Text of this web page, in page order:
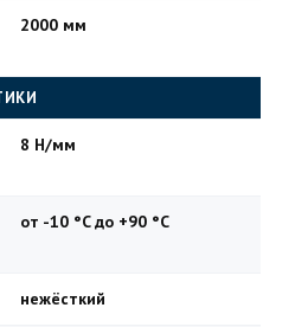
2000 мм
8 Н/мм
от -10 °C до +90 °C
нежёсткий